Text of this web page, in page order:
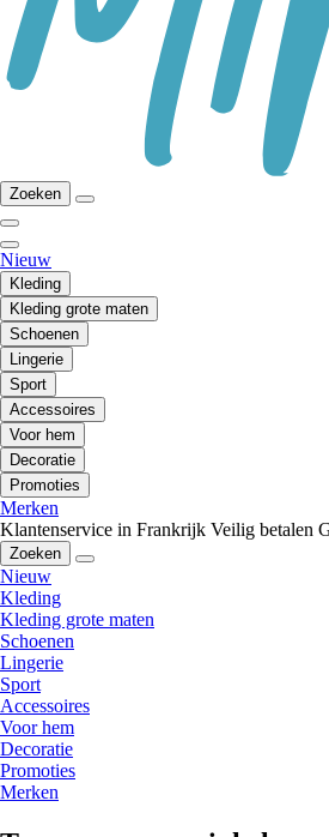
Zoeken
Nieuw
Kleding
Kleding grote maten
Schoenen
Lingerie
Sport
Accessoires
Voor hem
Decoratie
Promoties
Merken
Klantenservice in Frankrijk Veilig betalen
Zoeken
Nieuw
Kleding
Kleding grote maten
Schoenen
Lingerie
Sport
Accessoires
Voor hem
Decoratie
Promoties
Merken